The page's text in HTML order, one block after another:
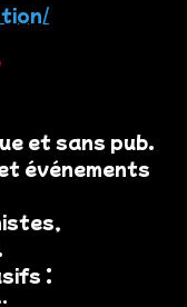
et sans pub.
événements
: